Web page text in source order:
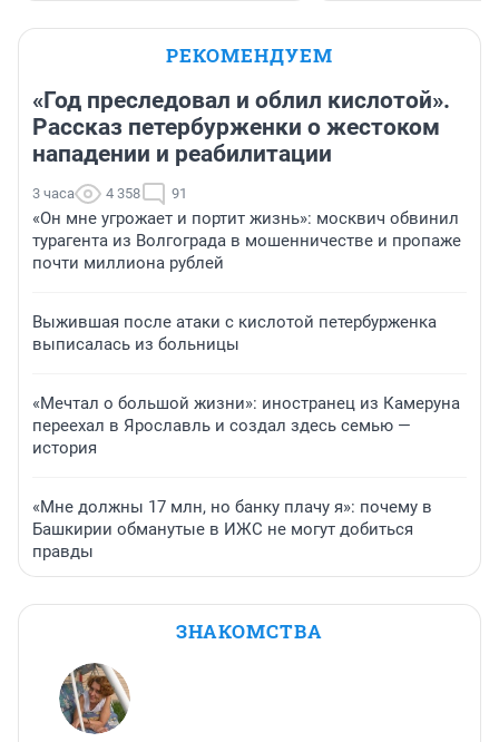
РЕКОМЕНДУЕМ
«Год преследовал и облил кислотой».
Рассказ петербурженки о жестоком
нападении и реабилитации
3 часа 4 358 91
«Он мне угрожает и портит жизнь»: москвич обвинил
турагента из Волгограда в мошенничестве и пропаже
почти миллиона рублей
Выжившая после атаки с кислотой петербурженка
выписалась из больницы
«Мечтал о большой жизни»: иностранец из Камеруна
переехал в Ярославль и создал здесь семью —
история
«Мне должны 17 млн, но банку плачу я»: почему в
Башкирии обманутые в ИЖС не могут добиться
правды
ЗНАКОМСТВА